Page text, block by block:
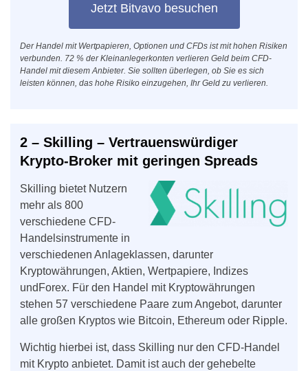
Jetzt Bitvavo besuchen
Der Handel mit Wertpapieren, Optionen und CFDs ist mit hohen Risiken
verbunden. 72 % der Kleinanlegerkonten verlieren Geld beim CFD-
Handel mit diesem Anbieter. Sie sollten überlegen, ob Sie es sich
leisten können, das hohe Risiko einzugehen, Ihr Geld zu verlieren.
2 – Skilling – Vertrauenswürdiger
Krypto-Broker mit geringen Spreads
Skilling bietet Nutzern
mehr als 800
verschiedene CFD-
Handelsinstrumente in
verschiedenen Anlageklassen, darunter
Kryptowährungen, Aktien, Wertpapiere, Indizes
undForex. Für den Handel mit Kryptowährungen
stehen 57 verschiedene Paare zum Angebot, darunter
alle großen Kryptos wie Bitcoin, Ethereum oder Ripple.
Wichtig hierbei ist, dass Skilling nur den CFD-Handel
mit Krypto anbietet. Damit ist auch der gehebelte